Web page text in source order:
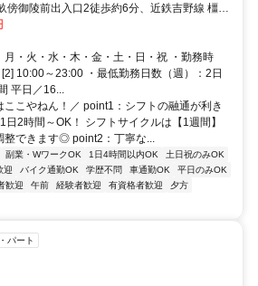
傍御陵前出入口2徒歩約6分、近鉄吉野線 橿原
近鉄橿原線 橿原神宮前東口徒歩約11分
月・火・水・木・金・土・日・祝 ・勤務時
10:00～23:00 ・最低勤務日数（週）：2日
平日／16...
ここやねん！／ point1：シフトの融通が利き
2時間～OK！ シフトサイクルは【1週間】
できます◎ point2：丁寧な...
副業・WワークOK 1日4時間以内OK
土日祝のみOK
迎 バイク通勤OK 学歴不問 車通勤OK
平日のみOK
歓迎 午前 経験者歓迎 有資格者歓迎
夕方
パート